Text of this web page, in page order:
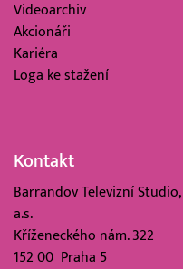
Videoarchiv
Akcionáři
Kariéra
Loga ke stažení
Kontakt
Barrandov Televizní Studio,
a.s.
Kříženeckého nám. 322
152 00 Praha 5